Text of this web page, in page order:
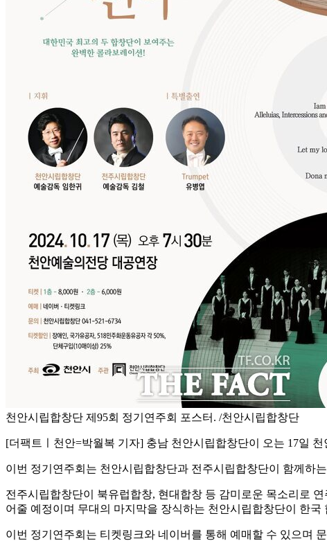
천안시립합창단 제95회 정기연주회 포스터. /천안시립합창단
[더팩트ㅣ천안=박월복 기자] 충남 천안시립합창단이 오는 17일
이번 정기연주회는 천안시립합창단과 전주시립합창단이 함께하
전주시립합창단이 북유럽합창, 현대합창 등 감미로운 목소리로
어줄 예정이며 무대의 마지막을 장식하는 천안시립합창단이 한
이번 정기연주회는 티켓링크와 네이버를 통해 예매할 수 있으며